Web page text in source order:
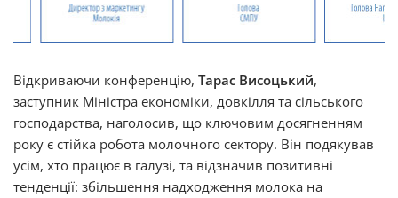
Відкриваючи конференцію, Тарас Висоцький,
заступник Міністра економіки, довкілля та сільського
господарства, наголосив, що ключовим досягненням
року є стійка робота молочного сектору. Він подякував
усім, хто працює в галузі, та відзначив позитивні
тенденції: збільшення надходження молока на